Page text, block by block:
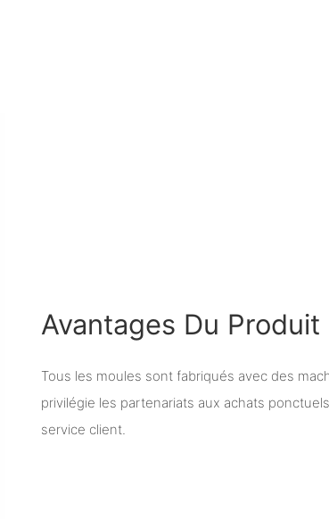
Avantages Du Produit
Tous les moules sont fabriqués avec des
privilégie les partenariats aux achats
service client.